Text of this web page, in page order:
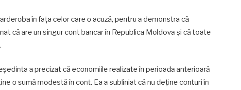
în fața celor care o acuză, pentru a demonstra că
că are un singur cont bancar în Republica Moldova și că toate
a precizat că economiile realizate în perioada anterioară
o sumă modestă în cont. Ea a subliniat că nu deține conturi în